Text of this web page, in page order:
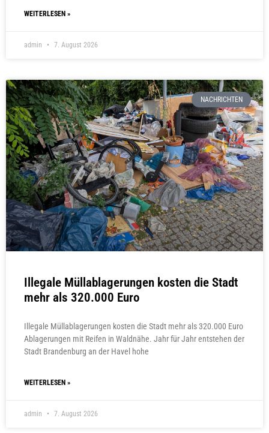
WEITERLESEN »
admin 7. August 2026
NACHRICHTEN
Illegale Müllablagerungen kosten die Stadt
mehr als 320.000 Euro
Illegale Müllablagerungen kosten die Stadt mehr als 320.000 Euro
Ablagerungen mit Reifen in Waldnähe. Jahr für Jahr entstehen der
Stadt Brandenburg an der Havel hohe
WEITERLESEN »
admin 7. August 2026